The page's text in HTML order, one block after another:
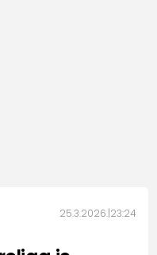
25.3.2026. 23:24